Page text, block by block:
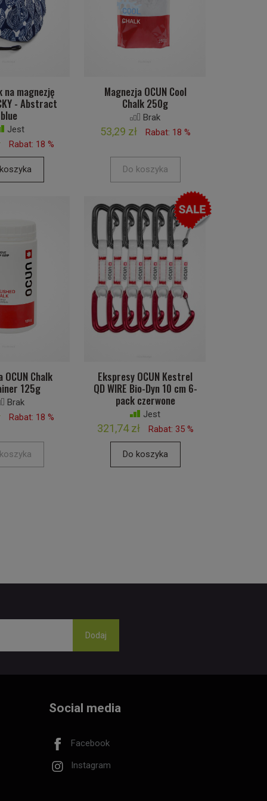
na magnezję
- Abstract
blue
Jest
Rabat: 18 %
Magnezja OCUN Cool
Chalk 250g
Brak
53,29 zł Rabat: 18 %
Do koszyka
OCUN Chalk
125g
Brak
Rabat: 18 %
Ekspresy OCUN Kestrel
QD WIRE Bio-Dyn 10 cm 6-
pack czerwone
Jest
321,74 zł Rabat: 35 %
Do koszyka
Social media
Facebook
Instagram